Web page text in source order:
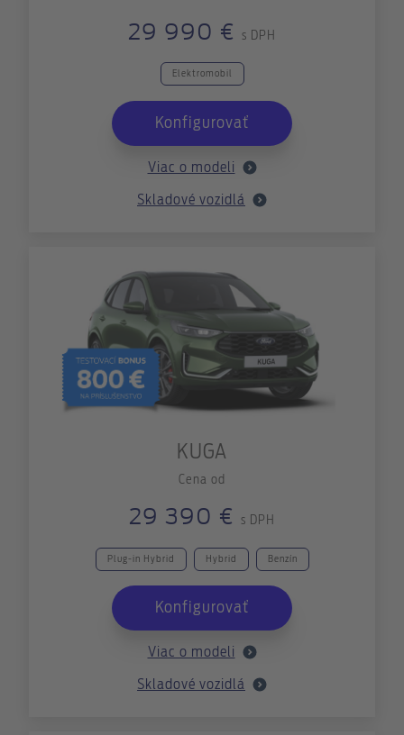
29 990 € s DPH
Elektromobil
Konfigurovať
Viac o modeli
Skladové vozidlá
KUGA
Cena od
29 390 € s DPH
Plug-in Hybrid Hybrid Benzín
Konfigurovať
Viac o modeli
Skladové vozidlá